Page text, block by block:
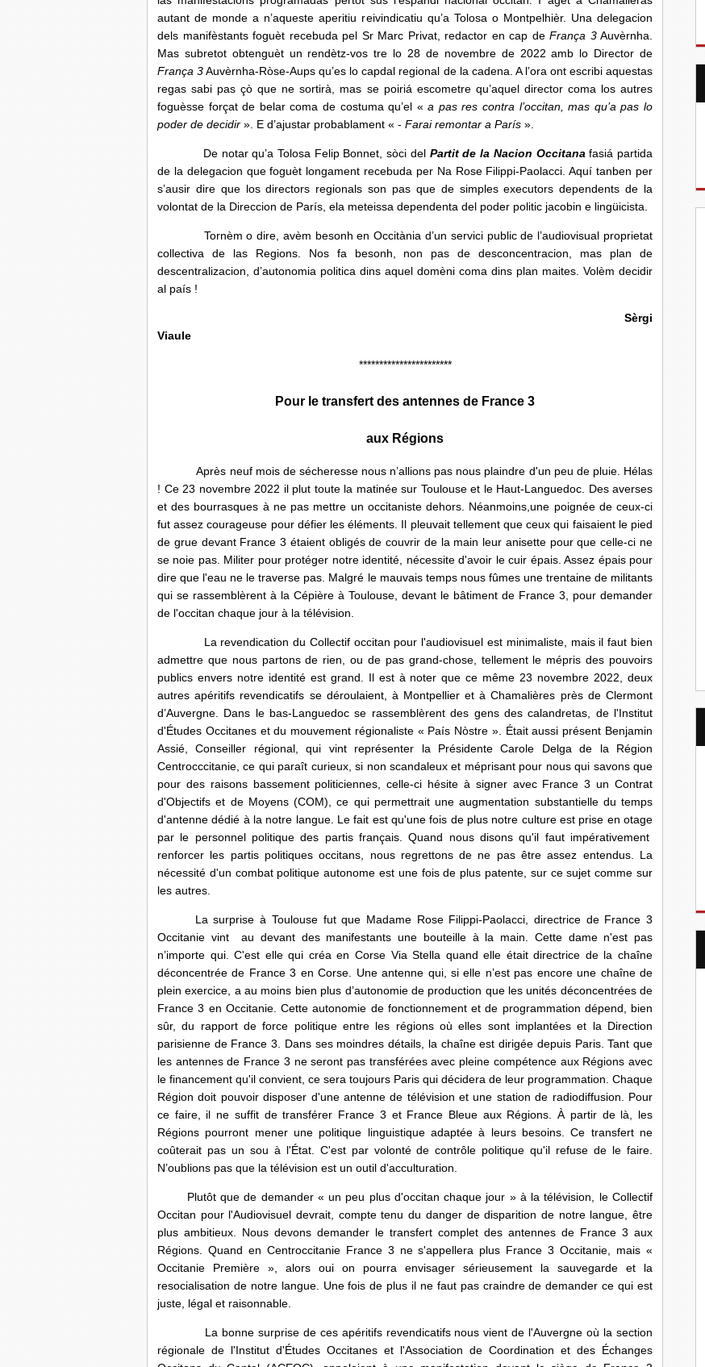
autant de monde a n’aqueste aperitiu reivindicatiu qu’a Tolosa o Montpelhièr. Una delegacion
dels manifèstants foguèt recebuda pel Sr Marc Privat, redactor en cap de França 3Auvèrnha.
Mas subretot obtenguèt un rendètz-vos tre lo 28 de novembre de 2022 amb lo Director de
França 3Auvèrnha-Ròse-Aups qu’es lo capdal regional de la cadena. A l’ora ont escribi aquestas
regas sabi pas çò que ne sortirà, mas se poiriá escometre qu’aquel director coma los autres
foguèsse forçat de belar coma de costuma qu’el «a pas res contra l’occitan, mas qu’a pas lo
poder de decidir ». E d’ajustar probablament « - Farai remontar a París ».
De notar qu’a Tolosa Felip Bonnet, sòci del Partit de la Nacion Occitanafasiá partida
de la delegacion que foguèt longament recebuda per Na Rose Filippi-Paolacci. Aquí tanben per
s’ausir dire que los directors regionals son pas que de simples executors dependents de la
volontat de la Direccion de París, ela meteissa dependenta del poder politic jacobin e lingüicista.
Tornèm o dire, avèm besonh en Occitània d’un servici public de l’audiovisual proprietat
collectiva de las Regions. Nos fa besonh, non pas de desconcentracion, mas plan de
descentralizacion, d’autonomia politica dins aquel domèni coma dins plan maites. Volèm decidir
al país !
Sèrgi
Viaule
***********************
Pour le transfert des antennes de France 3
aux Régions
Après neuf mois de sécheresse nous n’allions pas nous plaindre d'un peu de pluie. Hélas
! Ce 23 novembre 2022 il plut toute la matinée sur Toulouse et le Haut-Languedoc. Des averses
et des bourrasques à ne pas mettre un occitaniste dehors. Néanmoins,une poignée de ceux-ci
fut assez courageuse pour défier les éléments. Il pleuvait tellement que ceux qui faisaient le pied
de grue devant France 3 étaient obligés de couvrir de la main leur anisette pour que celle-ci ne
se noie pas. Militer pour protéger notre identité, nécessite d'avoir le cuir épais. Assez épais pour
dire que l'eau ne le traverse pas. Malgré le mauvais temps nous fûmes une trentaine de militants
qui se rassemblèrent à la Cépière à Toulouse, devant le bâtiment de France 3, pour demander
de l'occitan chaque jour à la télévision.
La revendication du Collectif occitan pour l'audiovisuel est minimaliste, mais il faut bien
admettre que nous partons de rien, ou de pas grand-chose, tellement le mépris des pouvoirs
publics envers notre identité est grand. Il est à noter que ce même 23 novembre 2022, deux
autres apéritifs revendicatifs se déroulaient, à Montpellier et à Chamalières près de Clermont
d’Auvergne. Dans le bas-Languedoc se rassemblèrent des gens des calandretas, de l'Institut
d'Études Occitanes et du mouvement régionaliste « País Nòstre ». Était aussi présent Benjamin
Assié, Conseiller régional, qui vint représenter la Présidente Carole Delga de la Région
Centrocccitanie, ce qui paraît curieux, si non scandaleux et méprisant pour nous qui savons que
pour des raisons bassement politiciennes, celle-ci hésite à signer avec France 3 un Contrat
d'Objectifs et de Moyens (COM), ce qui permettrait une augmentation substantielle du temps
d'antenne dédié à la notre langue. Le fait est qu'une fois de plus notre culture est prise en otage
par le personnel politique des partis français. Quand nous disons qu'il faut impérativement
renforcer les partis politiques occitans, nous regrettons de ne pas être assez entendus. La
nécessité d'un combat politique autonome est une fois de plus patente, sur ce sujet comme sur
les autres.
La surprise à Toulouse fut que Madame Rose Filippi-Paolacci, directrice de France 3
Occitanie vint au devant des manifestants une bouteille à la main. Cette dame n'est pas
n’importe qui. C'est elle qui créa en Corse Via Stella quand elle était directrice de la chaîne
déconcentrée de France 3 en Corse. Une antenne qui, si elle n’est pas encore une chaîne de
plein exercice, a au moins bien plus d’autonomie de production que les unités déconcentrées de
France 3 en Occitanie. Cette autonomie de fonctionnement et de programmation dépend, bien
sûr, du rapport de force politique entre les régions où elles sont implantées et la Direction
parisienne de France 3. Dans ses moindres détails, la chaîne est dirigée depuis Paris. Tant que
les antennes de France 3 ne seront pas transférées avec pleine compétence aux Régions avec
le financement qu'il convient, ce sera toujours Paris qui décidera de leur programmation. Chaque
Région doit pouvoir disposer d'une antenne de télévision et une station de radiodiffusion. Pour
ce faire, il ne suffit de transférer France 3 et France Bleue aux Régions. À partir de là, les
Régions pourront mener une politique linguistique adaptée à leurs besoins. Ce transfert ne
coûterait pas un sou à l'État. C'est par volonté de contrôle politique qu'il refuse de le faire.
N’oublions pas que la télévision est un outil d'acculturation.
Plutôt que de demander « un peu plus d'occitan chaque jour » à la télévision, le Collectif
Occitan pour l'Audiovisuel devrait, compte tenu du danger de disparition de notre langue, être
plus ambitieux. Nous devons demander le transfert complet des antennes de France 3 aux
Régions. Quand en Centroccitanie France 3 ne s'appellera plus France 3 Occitanie, mais «
Occitanie Première », alors oui on pourra envisager sérieusement la sauvegarde et la
resocialisation de notre langue. Une fois de plus il ne faut pas craindre de demander ce qui est
juste, légal et raisonnable.
La bonne surprise de ces apéritifs revendicatifs nous vient de l'Auvergne où la section
régionale de l'Institut d'Études Occitanes et l'Association de Coordination et des Échanges